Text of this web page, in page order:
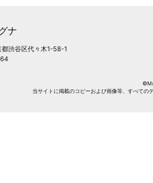
ナ
渋谷区代々木1-58-1
当サイトに掲載のコピーおよび画像等、すべての